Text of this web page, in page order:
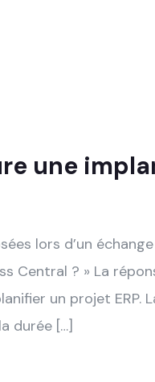
une
lors d’un
Central ? » La
un projet
durée […]